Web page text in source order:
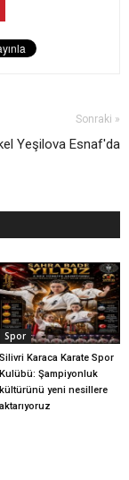
Sonraki »
Yeşilova Esnaf'da
Spor
Silivri Karaca Karate Spor
Kulübü: Şampiyonluk
kültürünü yeni nesillere
aktarıyoruz